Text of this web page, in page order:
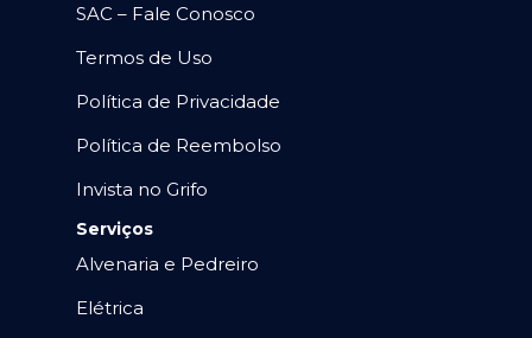
SAC – Fale Conosco
Termos de Uso
Política de Privacidade
Política de Reembolso
Invista no Grifo
Serviços
Alvenaria e Pedreiro
Elétrica